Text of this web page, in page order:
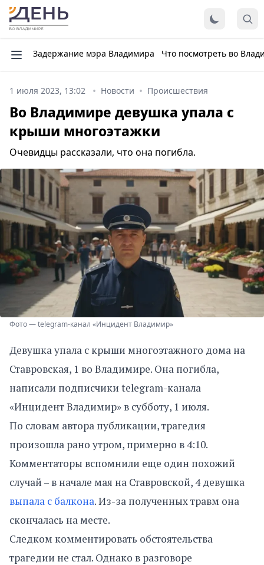
Задержание мэра Владимира Что посмотреть во
1 июля 2023, 13:02 Новости Происшествия
Во Владимире девушка упала с
крыши многоэтажки
Очевидцы рассказали, что она погибла.
Фото — telegram-канал «Инцидент Владимир»
Девушка упала с крыши многоэтажного дома на
Ставровская, 1 во Владимире. Она погибла,
написали подписчики telegram-канала
«Инцидент Владимир» в субботу, 1 июля.
По словам автора публикации, трагедия
произошла рано утром, примерно в 4:10.
Комментаторы вспомнили еще один похожий
случай – в начале мая на Ставровской, 4 девушка
выпала с балкона. Из-за полученных травм она
скончалась на месте.
Следком комментировать обстоятельства
трагедии не стал. Однако в разговоре